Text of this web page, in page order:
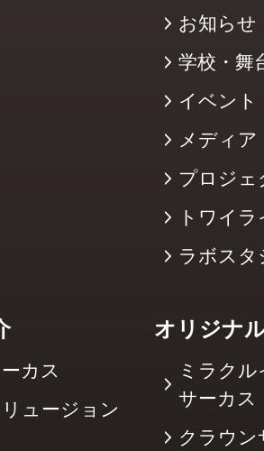
お知らせ
学校・舞
イベント
メディア
プロジェ
トワイ
ラボスタ
カス
ュージョン
オリジナ
ミラク
サーカ
クラウン